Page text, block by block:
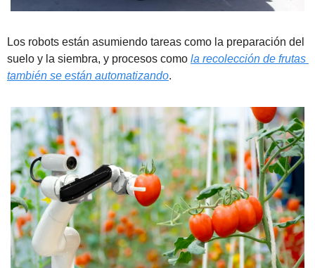
Los robots están asumiendo tareas como la preparación del
suelo y la siembra, y procesos como la recolección de frutas
también se están automatizando.